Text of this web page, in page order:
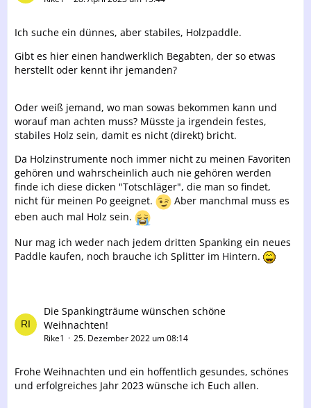
Ich suche ein dünnes, aber stabiles, Holzpaddle.
Gibt es hier einen handwerklich Begabten, der so etwas
herstellt oder kennt ihr jemanden?
Oder weiß jemand, wo man sowas bekommen kann und
worauf man achten muss? Müsste ja irgendein festes,
stabiles Holz sein, damit es nicht (direkt) bricht.
Da Holzinstrumente noch immer nicht zu meinen Favoriten
gehören und wahrscheinlich auch nie gehören werden
finde ich diese dicken "Totschläger", die man so findet,
nicht für meinen Po geeignet.
Aber manchmal muss es
eben auch mal Holz sein.
Nur mag ich weder nach jedem dritten Spanking ein neues
Paddle kaufen, noch brauche ich Splitter im Hintern.
Die Spankingträume​ wünschen schöne
Weihnachten!
Rike1 25. Dezember 2022 um 08:14
Frohe Weihnachten und ein hoffentlich gesundes, schönes
und erfolgreiches Jahr 2023 wünsche ich Euch allen.